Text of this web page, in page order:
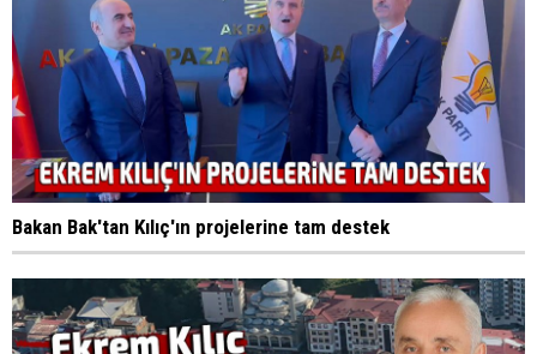
Bakan Bak'tan Kılıç'ın projelerine tam destek